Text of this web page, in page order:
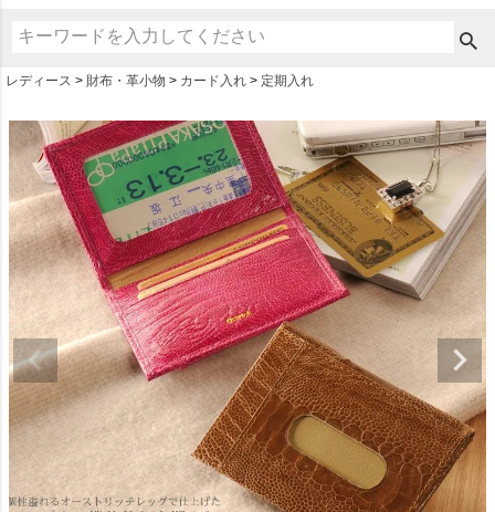
レディース 財布・革小物 カード入れ 定期入れ